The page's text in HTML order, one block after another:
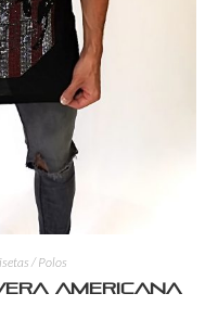
/ Polos
americana